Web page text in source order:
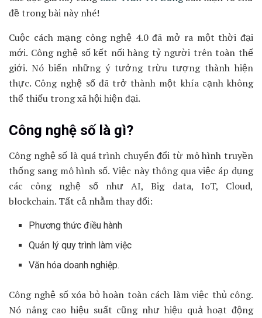
đề trong bài này nhé!
Cuộc cách mạng công nghệ 4.0 đã mở ra một thời đại
mới. Công nghệ số kết nối hàng tỷ người trên toàn thế
giới. Nó biến những ý tưởng trừu tượng thành hiện
thực. Công nghệ số đã trở thành một khía cạnh không
thể thiếu trong xã hội hiện đại.
Công nghệ số là gì?
Công nghệ số là quá trình chuyển đổi từ mô hình truyền
thống sang mô hình số. Việc này thông qua việc áp dụng
các công nghệ số như AI, Big data, IoT, Cloud,
blockchain. Tất cả nhằm thay đổi:
Phương thức điều hành
Quản lý quy trình làm việc
Văn hóa doanh nghiệp.
Công nghệ số xóa bỏ hoàn toàn cách làm việc thủ công.
Nó nâng cao hiệu suất cũng như hiệu quả hoạt động